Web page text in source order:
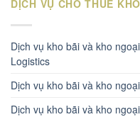
DỊCH VỤ CHO THUÊ
Dịch vụ kho bãi và kho
Logistics
Dịch vụ kho bãi và kho
Dịch vụ kho bãi và kho